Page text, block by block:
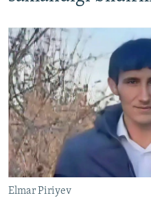
Elmar Piriyev